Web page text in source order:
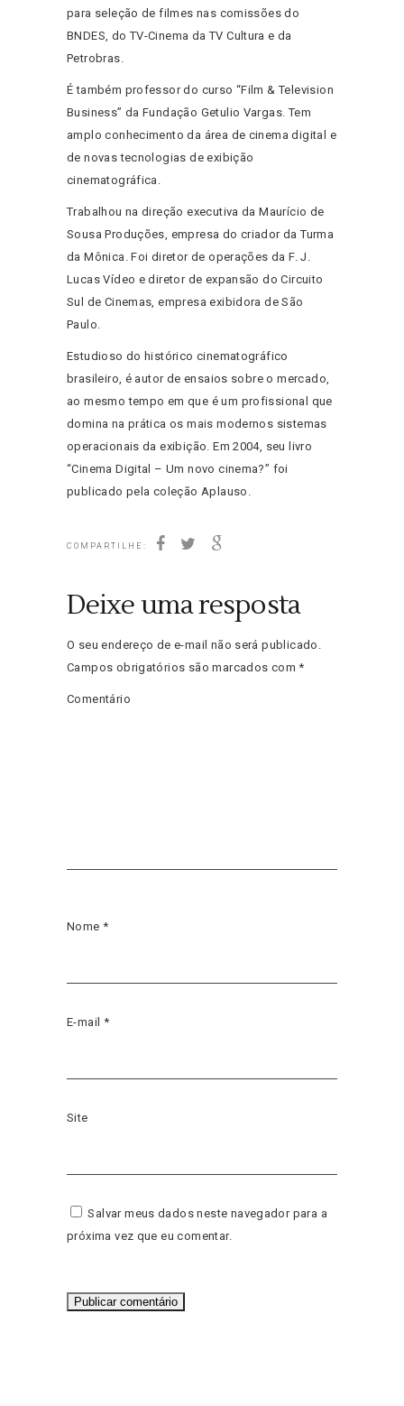
para seleção de filmes nas comissões do
BNDES, do TV-Cinema da TV Cultura e da
Petrobras.
É também professor do curso “Film & Television
Business” da Fundação Getulio Vargas. Tem
amplo conhecimento da área de cinema digital e
de novas tecnologias de exibição
cinematográfica.
Trabalhou na direção executiva da Maurício de
Sousa Produções, empresa do criador da Turma
da Mônica. Foi diretor de operações da F. J.
Lucas Vídeo e diretor de expansão do Circuito
Sul de Cinemas, empresa exibidora de São
Paulo.
Estudioso do histórico cinematográfico
brasileiro, é autor de ensaios sobre o mercado,
ao mesmo tempo em que é um profissional que
domina na prática os mais modernos sistemas
operacionais da exibição. Em 2004, seu livro
“Cinema Digital – Um novo cinema?” foi
publicado pela coleção Aplauso.
COMPARTILHE:
Deixe uma resposta
O seu endereço de e-mail não será publicado.
Campos obrigatórios são marcados com*
Comentário
Nome *
E-mail *
Site
Salvar meus dados neste navegador para a
próxima vez que eu comentar.